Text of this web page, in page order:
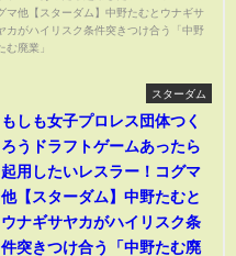
スターダム
もしも女子プロレス団体つく
ろうドラフトゲームあったら
起用したいレスラー！コグマ
他【スターダム】中野たむと
ウナギサヤカがハイリスク条
件突きつけ合う「中野たむ廃